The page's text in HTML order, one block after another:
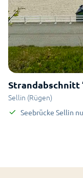
Strandabschnitt
Sellin (Rügen)
Seebrücke Sellin